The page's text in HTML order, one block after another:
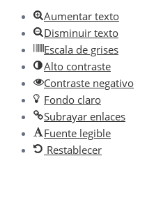
Aumentar texto
Disminuir texto
Escala de grises
Alto contraste
Contraste negativo
Fondo claro
Subrayar enlaces
Fuente legible
Restablecer